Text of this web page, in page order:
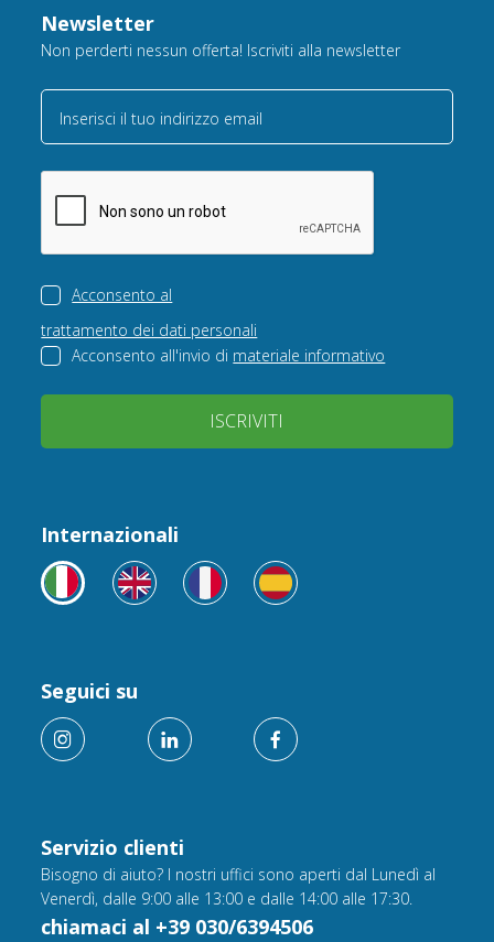
Newsletter
Non perderti nessun offerta! Iscriviti alla newsletter
Inserisci il tuo indirizzo email
Acconsento al
trattamento dei dati personali
Acconsento all'invio di materiale informativo
ISCRIVITI
Servizio clienti
Bisogno di aiuto? I nostri uffici sono aperti dal Lunedì al
Venerdì, dalle 9:00 alle 13:00 e dalle 14:00 alle 17:30.
chiamaci al +39 030/6394506
Internazionali
Seguici su